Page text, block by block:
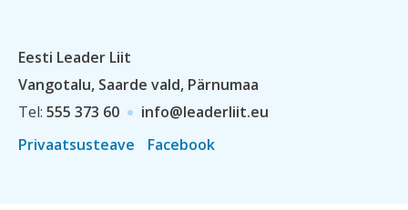
Eesti Leader Liit
Vangotalu, Saarde vald, Pärnumaa
Tel: 555 373 60
info@leaderliit.eu
Privaatsusteave
Facebook